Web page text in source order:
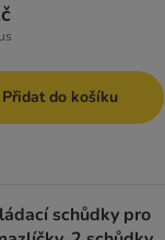
Přidat do košíku
schůdky pro